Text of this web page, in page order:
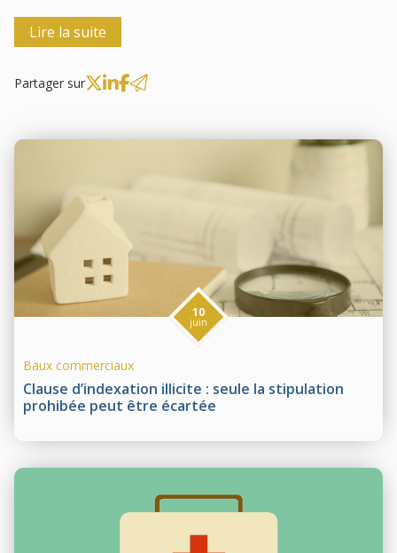
Lire la suite
Partager sur
Clause d’indexation illicite : seule la stipulation
prohibée peut être écartée
10
juin
Baux commerciaux